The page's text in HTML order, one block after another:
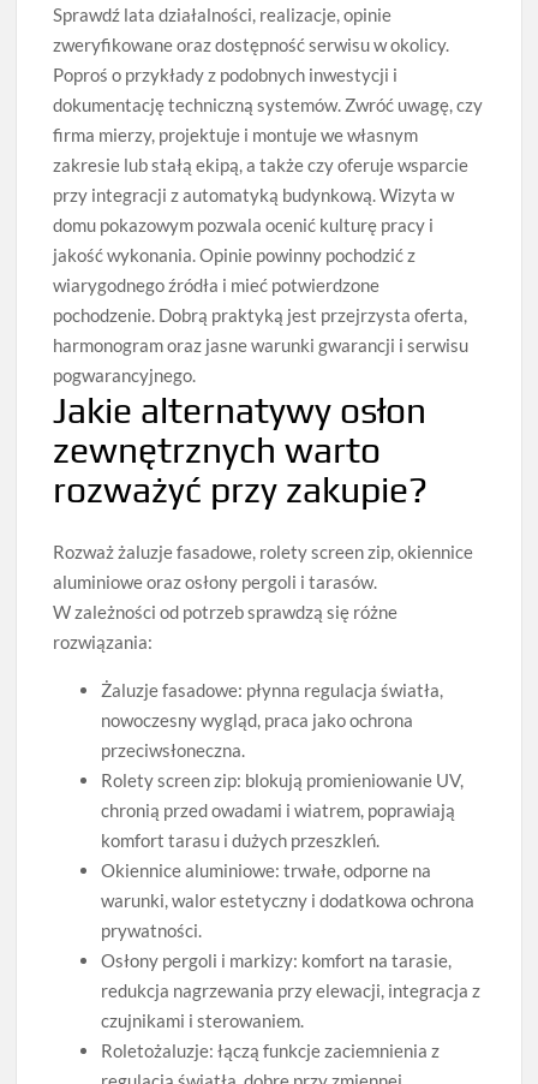
Sprawdź lata działalności, realizacje, opinie
zweryfikowane oraz dostępność serwisu w okolicy.
Poproś o przykłady z podobnych inwestycji i
dokumentację techniczną systemów. Zwróć uwagę, czy
firma mierzy, projektuje i montuje we własnym
zakresie lub stałą ekipą, a także czy oferuje wsparcie
przy integracji z automatyką budynkową. Wizyta w
domu pokazowym pozwala ocenić kulturę pracy i
jakość wykonania. Opinie powinny pochodzić z
wiarygodnego źródła i mieć potwierdzone
pochodzenie. Dobrą praktyką jest przejrzysta oferta,
harmonogram oraz jasne warunki gwarancji i serwisu
pogwarancyjnego.
Jakie alternatywy osłon
zewnętrznych warto
rozważyć przy zakupie?
Rozważ żaluzje fasadowe, rolety screen zip, okiennice
aluminiowe oraz osłony pergoli i tarasów.
W zależności od potrzeb sprawdzą się różne
rozwiązania:
Żaluzje fasadowe: płynna regulacja światła,
nowoczesny wygląd, praca jako ochrona
przeciwsłoneczna.
Rolety screen zip: blokują promieniowanie UV,
chronią przed owadami i wiatrem, poprawiają
komfort tarasu i dużych przeszkleń.
Okiennice aluminiowe: trwałe, odporne na
warunki, walor estetyczny i dodatkowa ochrona
prywatności.
Osłony pergoli i markizy: komfort na tarasie,
redukcja nagrzewania przy elewacji, integracja z
czujnikami i sterowaniem.
Roletożaluzje: łączą funkcje zaciemnienia z